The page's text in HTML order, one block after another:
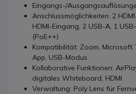
Eingangs-/
Anschlussmöglichkeiten: 2
HDMI-Eingang, 2 USB-A, 1
(PoE++)
Kompatibilität: Zoom, Microsoft
App, USB-Modus
Kollaborative Funktionen:
digitales Whiteboard, HDMI
Verwaltung: Poly Lens für